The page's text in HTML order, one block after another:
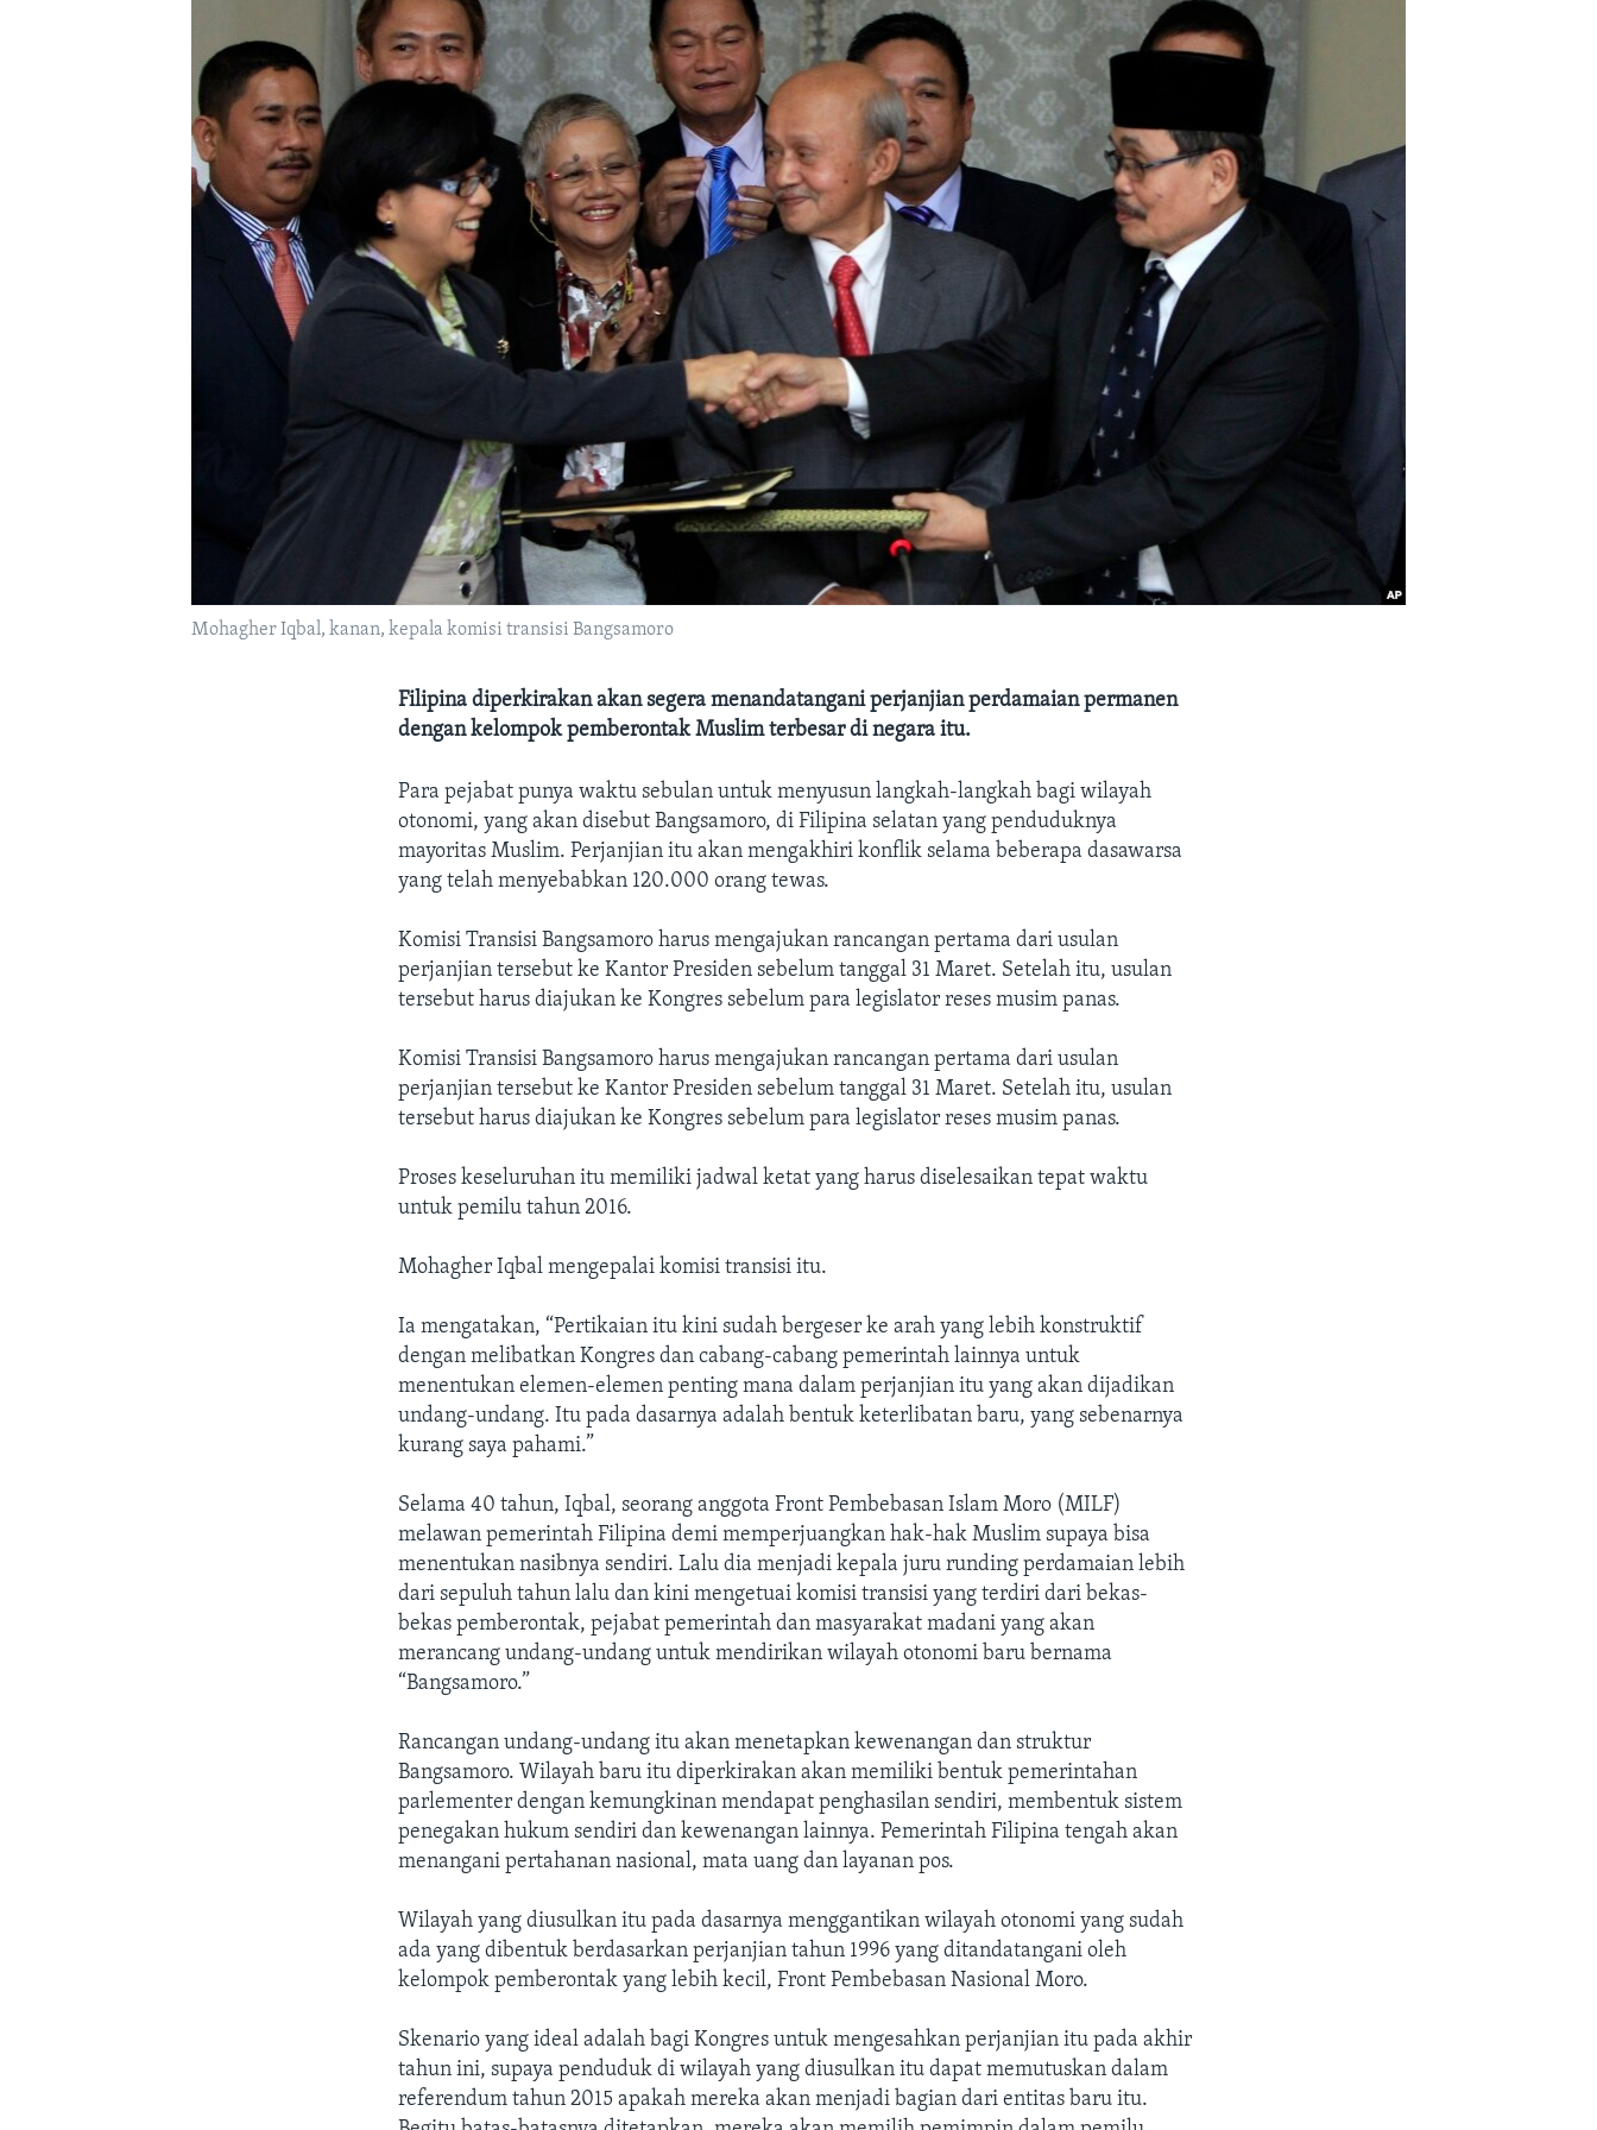
Mohagher Iqbal, kanan, kepala komisi transisi Bangsamoro
Filipina diperkirakan akan segera menandatangani perjanjian perdamaian permanen
dengan kelompok pemberontak Muslim terbesar di negara itu.
Para pejabat punya waktu sebulan untuk menyusun langkah-langkah bagi wilayah
otonomi, yang akan disebut Bangsamoro, di Filipina selatan yang penduduknya
mayoritas Muslim. Perjanjian itu akan mengakhiri konflik selama beberapa dasawarsa
yang telah menyebabkan 120.000 orang tewas.
Komisi Transisi Bangsamoro harus mengajukan rancangan pertama dari usulan
perjanjian tersebut ke Kantor Presiden sebelum tanggal 31 Maret. Setelah itu, usulan
tersebut harus diajukan ke Kongres sebelum para legislator reses musim panas.
Komisi Transisi Bangsamoro harus mengajukan rancangan pertama dari usulan
perjanjian tersebut ke Kantor Presiden sebelum tanggal 31 Maret. Setelah itu, usulan
tersebut harus diajukan ke Kongres sebelum para legislator reses musim panas.
Proses keseluruhan itu memiliki jadwal ketat yang harus diselesaikan tepat waktu
untuk pemilu tahun 2016.
Mohagher Iqbal mengepalai komisi transisi itu.
Ia mengatakan, “Pertikaian itu kini sudah bergeser ke arah yang lebih konstruktif
dengan melibatkan Kongres dan cabang-cabang pemerintah lainnya untuk
menentukan elemen-elemen penting mana dalam perjanjian itu yang akan dijadikan
undang-undang. Itu pada dasarnya adalah bentuk keterlibatan baru, yang sebenarnya
kurang saya pahami.”
Selama 40 tahun, Iqbal, seorang anggota Front Pembebasan Islam Moro (MILF)
melawan pemerintah Filipina demi memperjuangkan hak-hak Muslim supaya bisa
menentukan nasibnya sendiri. Lalu dia menjadi kepala juru runding perdamaian lebih
dari sepuluh tahun lalu dan kini mengetuai komisi transisi yang terdiri dari bekas-
bekas pemberontak, pejabat pemerintah dan masyarakat madani yang akan
merancang undang-undang untuk mendirikan wilayah otonomi baru bernama
“Bangsamoro.”
Rancangan undang-undang itu akan menetapkan kewenangan dan struktur
Bangsamoro. Wilayah baru itu diperkirakan akan memiliki bentuk pemerintahan
parlementer dengan kemungkinan mendapat penghasilan sendiri, membentuk sistem
penegakan hukum sendiri dan kewenangan lainnya. Pemerintah Filipina tengah akan
menangani pertahanan nasional, mata uang dan layanan pos.
Wilayah yang diusulkan itu pada dasarnya menggantikan wilayah otonomi yang sudah
ada yang dibentuk berdasarkan perjanjian tahun 1996 yang ditandatangani oleh
kelompok pemberontak yang lebih kecil, Front Pembebasan Nasional Moro.
Skenario yang ideal adalah bagi Kongres untuk mengesahkan perjanjian itu pada akhir
tahun ini, supaya penduduk di wilayah yang diusulkan itu dapat memutuskan dalam
referendum tahun 2015 apakah mereka akan menjadi bagian dari entitas baru itu.